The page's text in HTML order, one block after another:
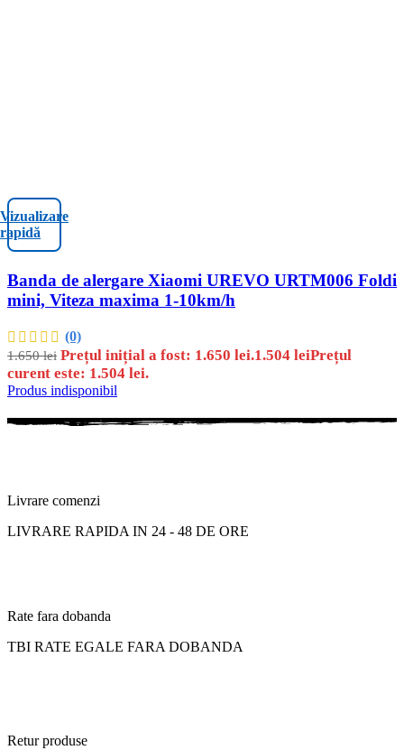
Vizualizare
rapidă
Banda de alergare Xiaomi UREVO URTM006 Foldi
mini, Viteza maxima 1-10km/h
(0)
1.650lei Prețul inițial a fost: 1.650 lei.1.504 leiPrețul
curent este: 1.504 lei.
Produs indisponibil
Livrare comenzi
LIVRARE RAPIDA IN 24 - 48 DE ORE
Rate fara dobanda
TBI RATE EGALE FARA DOBANDA
Retur produse